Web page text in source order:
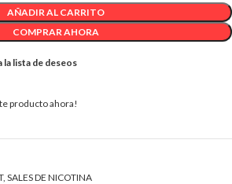
AÑADIR AL CARRITO
COMPRAR AHORA
la lista de deseos
producto ahora!
, SALES DE NICOTINA